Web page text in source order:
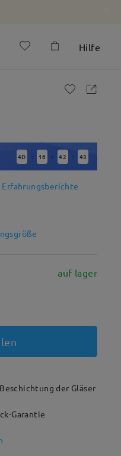
Hilfe
4D : 16 : 42 : 41
auf lager
der Gläser
Garantie